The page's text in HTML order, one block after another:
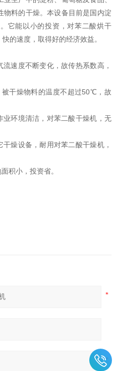
物料的干燥。本设备目前是国内淀
它能以小的投资，对苯二酸烘干
的速度，取得好的经济效益。
速度不断变化，故传热系数高，
干燥物料的温度不超过50℃，故
环境清洁，对苯二酸干燥机，无
燥设备，耐用对苯二酸干燥机，
积小，投资省。